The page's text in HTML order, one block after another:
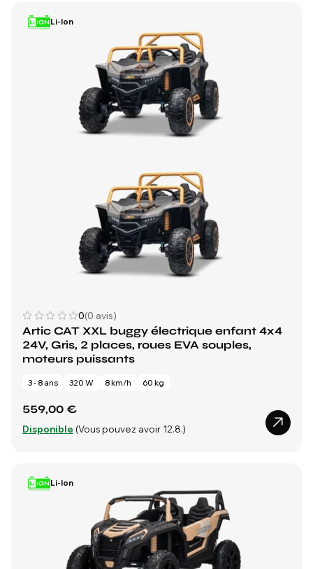
Li-Ion
0(0 avis)
Artic CAT XXL buggy électrique enfant 4x4
24V, Gris, 2 places, roues EVA souples,
moteurs puissants
3 - 8 ans 320 W 8 km/h 60 kg
559,00 €
Disponible (Vous pouvez avoir 12.8.)
Li-Ion